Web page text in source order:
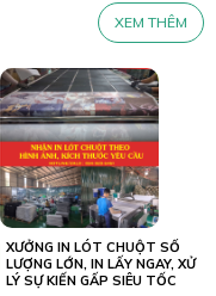
XEM THÊM
XƯỞNG IN LÓT CHUỘT SỐ
LƯỢNG LỚN, IN LẤY NGAY, XỬ
LÝ SỰ KIẾN GẤP SIÊU TỐC